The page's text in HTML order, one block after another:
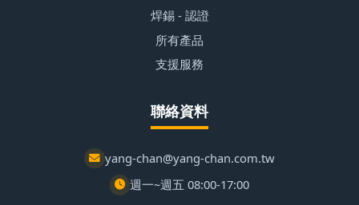
焊錫 - 認證
所有產品
支援服務
聯絡資料
yang-chan@yang-chan.com.tw
週一~週五 08:00-17:00